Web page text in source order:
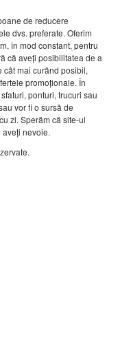
de reducere
dvs. preferate. Oferim
în mod constant, pentru
că aveți posibilitatea de a
mai curând posibil,
promoționale. În
ponturi, trucuri sau
vor fi o sursă de
zi. Sperăm că site-ul
aveți nevoie.